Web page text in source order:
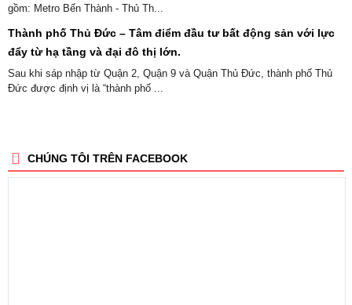
gồm: Metro Bến Thành - Thủ Th...
Thành phố Thủ Đức – Tâm điểm đầu tư bất động sản với lực
đẩy từ hạ tầng và đại đô thị lớn.
Sau khi sáp nhập từ Quận 2, Quận 9 và Quận Thủ Đức, thành phố Thủ
Đức được định vị là “thành phố ...
CHÚNG TÔI TRÊN FACEBOOK